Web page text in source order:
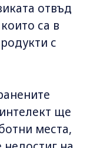
отвъд
са в
с
ще
места,